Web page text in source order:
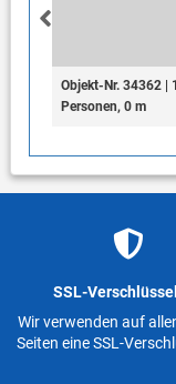
Objekt-Nr. 34362 |
Personen, 0 m
SSL-
Wir verwenden auf
Seiten eine SSL-